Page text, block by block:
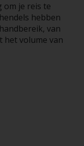
om je reis te
hebben
van
het volume van